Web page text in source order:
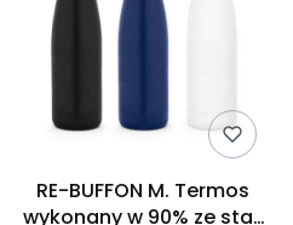
RE-BUFFON M. Termos
wykonany w 90% ze stali